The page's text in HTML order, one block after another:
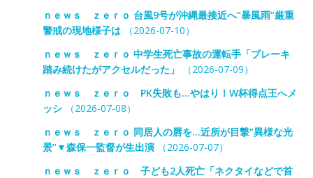
ｎｅｗｓ ｚｅｒｏ 台風9号が沖縄最接近へ“暴風雨”厳重
警戒の現地様子は（2026-07-10）
ｎｅｗｓ ｚｅｒｏ 中学生死亡事故の運転手「ブレーキ
踏み続けたがアクセルだった」
（2026-07-09）
ｎｅｗｓ ｚｅｒｏ PK失敗も…やはり！W杯得点王へメ
ッシ（2026-07-08）
ｎｅｗｓ ｚｅｒｏ 同居人の唇を…近所が目撃“異様な光
景”▼森保一監督が生出演（2026-07-07）
ｎｅｗｓ ｚｅｒｏ 子ども2人死亡「ネクタイなどで首